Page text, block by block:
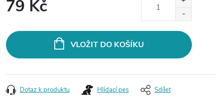
79 Kč
VLOŽIT DO KOŠÍKU
Dotaz k produktu Hlídací pes Sdílet